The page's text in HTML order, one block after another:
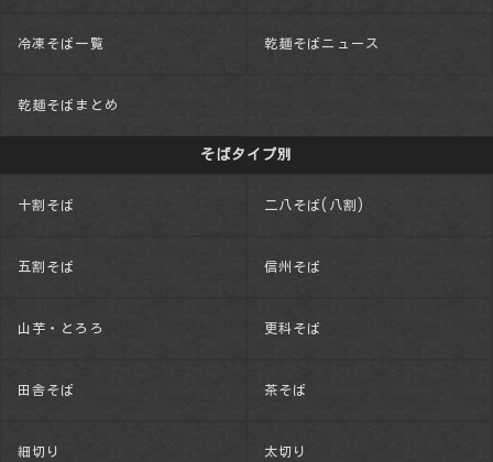
冷凍そば一覧 乾麺そばニュース
乾麺そばまとめ
そばタイプ別
十割そば 二八そば(八割)
五割そば 信州そば
山芋・とろろ 更科そば
田舎そば 茶そば
細切り 太切り